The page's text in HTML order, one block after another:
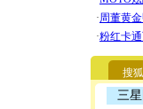
搜
三